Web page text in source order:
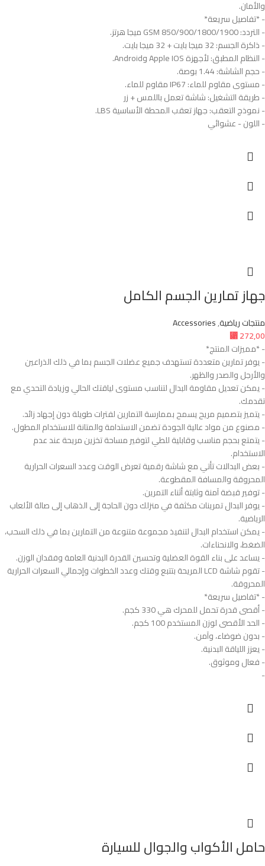
والأمان.
- *تفاصيل سريعة*
- التردد: GSM 850/900/1800/1900 ميجا هرتز.
- ذاكرة الجسم: 32 ميجا بايت + 32 ميجا بايت.
- النظام المطبق: لأجهزة Apple IOS وAndroid.
- حجم الشاشة: 1.44 بوصة.
- مستوى مقاوم للماء: IP67 مقاوم للماء.
- طريقة التشغيل: شاشة تعمل باللمس + زر
- نموذج التعقب: جهاز تعقب المحطة الأساسية LBS.
- اللون - عشوائي
جهاز تمارين الجسم الكامل
منتجات رياضية,
Accessories
⃁272,00
- *مميزات المنتج*
- يوفر تمارين متعددة تستهدف جميع عضلات الجسم بما في ذلك الذراعين
والأرجل والصدر والظهر.
- يمكن تعديل مقاومة البدال لتناسب مستوى لياقتك الحالي وزيادة التحدي مع
تقدمك.
- يتميز بتصميم مريح يسمح بممارسة التمارين لفترات طويلة دون إجهاد زائد.
- مصنوع من مواد عالية الجودة تضمن الاستدامة والمتانة للاستخدام المطول.
- يتمتع بحجم مناسب وقابلية للطي لتوفير مساحة تخزين مريحة عند عدم
الاستخدام.
- بعض البدالات تأتي مع شاشة رقمية تعرض الوقت وعدد السعرات الحرارية
المحروقة والمسافة المقطوعة.
- توفير قبضة آمنة وثابتة أثناء التمرين.
- يوفر البدال تمرينات مكثفة في منزلك دون الحاجة إلى الذهاب إلى صالة الألعاب
الرياضية.
- يمكن استخدام البدال لتنفيذ مجموعة متنوعة من التمارين بما في ذلك السحب،
الضغط، والانحناءات.
- يساعد على بناء القوة العضلية وتحسين القدرة البدنية العامة وفقدان الوزن.
- تقوم شاشة LCD المريحة بتتبع وقتك وعدد الخطوات وإجمالي السعرات الحرارية
المحروقة.
- *تفاصيل سريعة*
- أقصى قدرة تحمل للمحرك هي 330 كجم.
- الحد الأقصى لوزن المستخدم 100 كجم.
- بدون ضوضاء، وآمن.
- يعزز اللياقة البدنية.
- فعال وموثوق.
-
حامل الأكواب والجوال للسيارة